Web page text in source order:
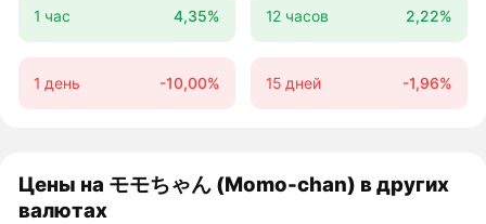
1 час 4,35% 12 часов 2,22%
1 день -10,00% 15 дней -1,96%
Цены на モモちゃん (Momo-chan) в других
валютах